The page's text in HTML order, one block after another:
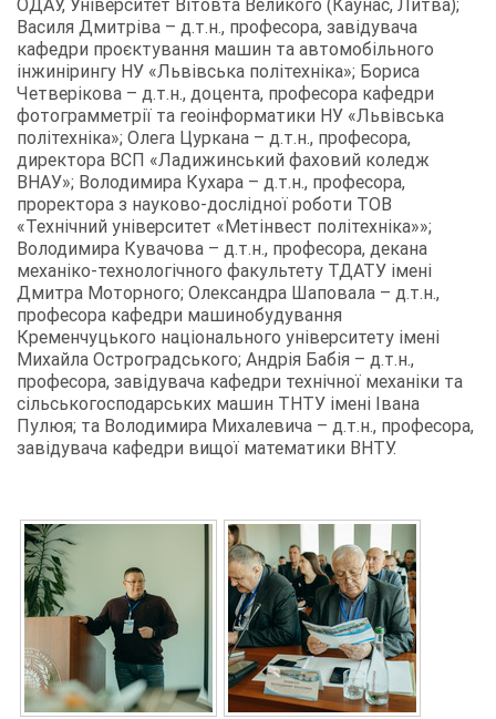
ОДАУ, Університет Вітовта Великого (Каунас, Литва);
Василя Дмитріва – д.т.н., професора, завідувача
кафедри проєктування машин та автомобільного
інжинірингу НУ «Львівська політехніка»; Бориса
Четверікова – д.т.н., доцента, професора кафедри
фотограмметрії та геоінформатики НУ «Львівська
політехніка»; Олега Цуркана – д.т.н., професора,
директора ВСП «Ладижинський фаховий коледж
ВНАУ»; Володимира Кухара – д.т.н., професора,
проректора з науково-дослідної роботи ТОВ
«Технічний університет «Метінвест політехніка»»;
Володимира Кувачова – д.т.н., професора, декана
механіко-технологічного факультету ТДАТУ імені
Дмитра Моторного; Олександра Шаповала – д.т.н.,
професора кафедри машинобудування
Кременчуцького національного університету імені
Михайла Остроградського; Андрія Бабія – д.т.н.,
професора, завідувача кафедри технічної механіки та
сільськогосподарських машин ТНТУ імені Івана
Пулюя; та Володимира Михалевича – д.т.н., професора,
завідувача кафедри вищої математики ВНТУ.